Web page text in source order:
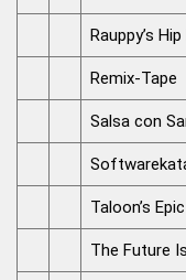
Rauppy’s
Remix-Tape
Salsa con
Taloon’s
The Future